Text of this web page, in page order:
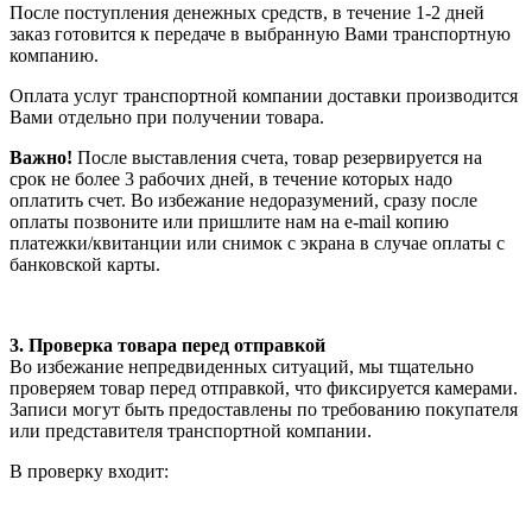
После поступления денежных средств, в течение 1-2 дней
заказ готовится к передаче в выбранную Вами транспортную
компанию.
Оплата услуг транспортной компании доставки производится
Вами отдельно при получении товара.
Важно! После выставления счета, товар резервируется на
срок не более 3 рабочих дней, в течение которых надо
оплатить счет. Во избежание недоразумений, сразу после
оплаты позвоните или пришлите нам на e-mail копию
платежки/квитанции или снимок с экрана в случае оплаты с
банковской карты.
3. Проверка товара перед отправкой
Во избежание непредвиденных ситуаций, мы тщательно
проверяем товар перед отправкой, что фиксируется камерами.
Записи могут быть предоставлены по требованию покупателя
или представителя транспортной компании.
В проверку входит: